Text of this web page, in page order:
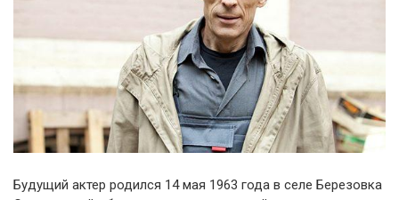
Будущий актер родился 14 мая 1963 года в селе Березовка